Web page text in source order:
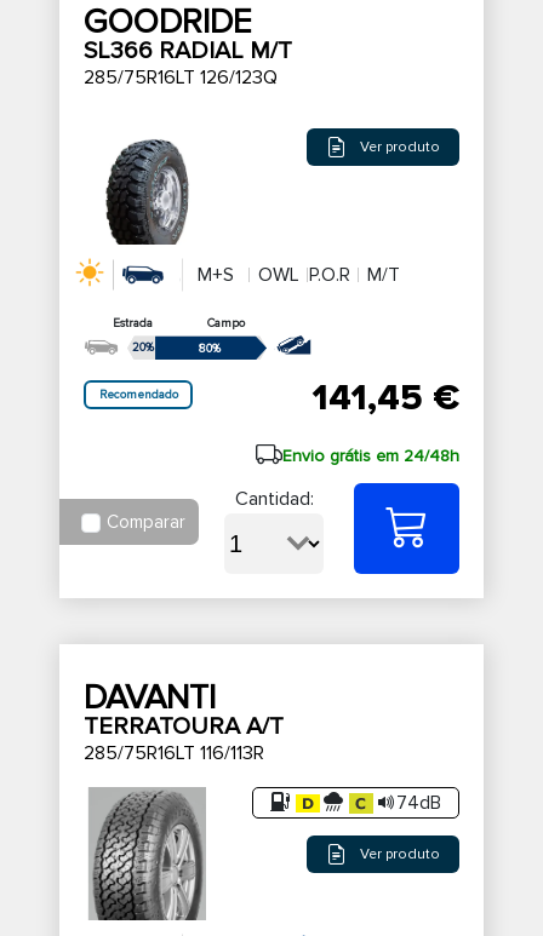
GOODRIDE
SL366 RADIAL M/T
285/75R16LT 126/123Q
Ver produto
M+S OWL P.O.R M/T
Estrada
Campo
20%
80%
Recomendado 141,45 €
Envio grátis em 24/48h
Comparar
Cantidad:
DAVANTI
TERRATOURA A/T
285/75R16LT 116/113R
74dB
Ver produto